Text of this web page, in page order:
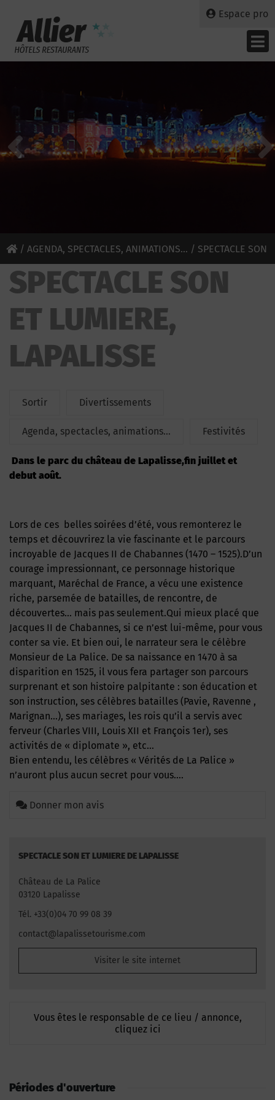
Espace pro
/ AGENDA, SPECTACLES, ANIMATIONS... / SPECTACLE SON
ET LUMIERE
SPECTACLE SON
ET LUMIERE,
LAPALISSE
Sortir Divertissements
Agenda, spectacles, animations... Festivités
dans le parc du château de Lapalisse,fin juillet et
debut août.
Lors de ces belles soirées d’été, vous remonterez le
temps et découvrirez la vie fascinante et le parcours
incroyable de Jacques II de Chabannes (1470 – 1525).D’un
courage impressionnant, ce personnage historique
marquant, Maréchal de France, a vécu une existence
riche, parsemée de batailles, de rencontre, de
découvertes… mais pas seulement.Qui mieux placé que
Jacques II de Chabannes, si ce n’est lui-même, pour vous
conter sa vie. Et bien oui, le narrateur sera le célèbre
Monsieur de La Palice. De sa naissance en 1470 à sa
disparition en 1525, il vous fera partager son parcours
surprenant et son histoire palpitante : son éducation et
son instruction, ses célèbres batailles (Pavie, Ravenne ,
Marignan…), ses mariages, les rois qu’il a servis avec
ferveur (Charles VIII, Louis XII et François 1er), ses
activités de « diplomate », etc…
Bien entendu, les célèbres « Vérités de La Palice »
n’auront plus aucun secret pour vous….
Donner mon avis
SPECTACLE SON ET LUMIERE DE LAPALISSE
Château de La Palice
03120 Lapalisse
Tél. +33(0)04 70 99 08 39
contact@lapalissetourisme.com
Visiter le site internet
Vous êtes le responsable de ce lieu / annonce,
cliquez ici
Périodes d'ouverture